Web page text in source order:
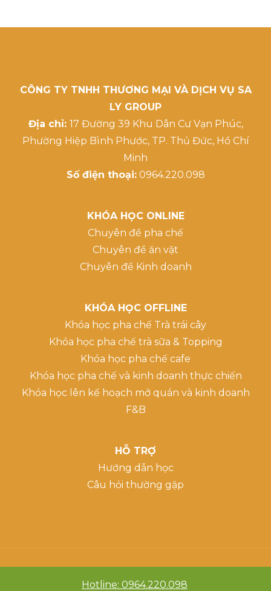
CÔNG TY TNHH THƯƠNG MẠI VÀ DỊCH VỤ SA
LY GROUP
Địa chỉ: 17 Đường 39 Khu Dân Cư Vạn Phúc,
Phường Hiệp Bình Phước, TP. Thủ Đức, Hồ Chí
Minh
Số điện thoại:0964.220.098
KHÓA HỌC ONLINE
Chuyên đề pha chế
Chuyên đề ăn vặt
Chuyên đề Kinh doanh
KHÓA HỌC OFFLINE
Khóa học pha chế Trà trái cây
Khóa học pha chế trà sữa & Topping
Khóa học pha chế cafe
Khóa học pha chế và kinh doanh thực chiến
Khóa học lên kế hoạch mở quán và kinh doanh
F&B
HỖ TRỢ
Hướng dẫn học
Câu hỏi thường gặp
Hotline: 0964.220.098